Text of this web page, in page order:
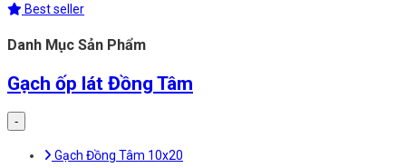
Best seller
Danh Mục Sản Phẩm
Gạch ốp lát Đồng Tâm
-
Gạch Đồng Tâm 10x20